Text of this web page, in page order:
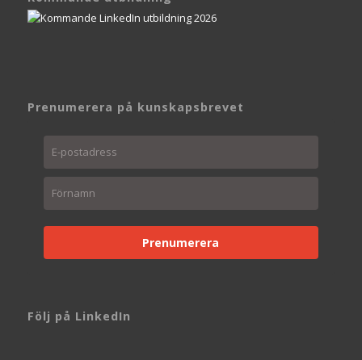
Prenumerera på kunskapsbrevet
Prenumerera
Följ på LinkedIn